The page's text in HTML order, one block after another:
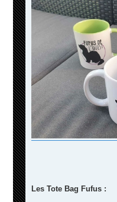
Les Tote Bag Fufus :